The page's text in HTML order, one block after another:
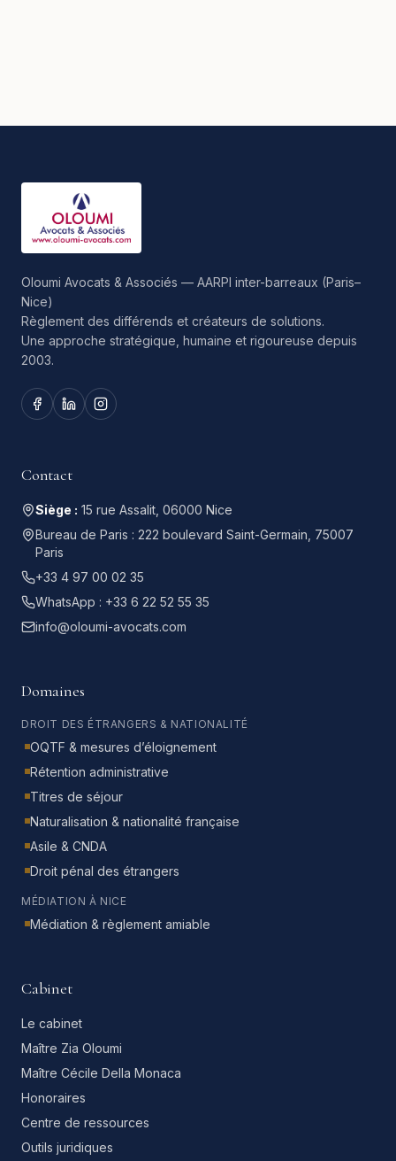
Oloumi Avocats & Associés — AARPI inter-barreaux (Paris–
Nice)
Règlement des différends et créateurs de solutions.
Une approche stratégique, humaine et rigoureuse depuis
2003.
Contact
Siège : 15 rue Assalit, 06000 Nice
Bureau de Paris : 222 boulevard Saint-Germain, 75007
Paris
+33 4 97 00 02 35
WhatsApp : +33 6 22 52 55 35
info@oloumi-avocats.com
Domaines
DROIT DES ÉTRANGERS & NATIONALITÉ
OQTF & mesures d’éloignement
Rétention administrative
Titres de séjour
Naturalisation & nationalité française
Asile & CNDA
Droit pénal des étrangers
MÉDIATION À NICE
Médiation & règlement amiable
Cabinet
Le cabinet
Maître Zia Oloumi
Maître Cécile Della Monaca
Honoraires
Centre de ressources
Outils juridiques